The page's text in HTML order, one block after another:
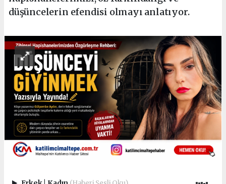
düşüncelerin efendisi olmayı anlatıyor.